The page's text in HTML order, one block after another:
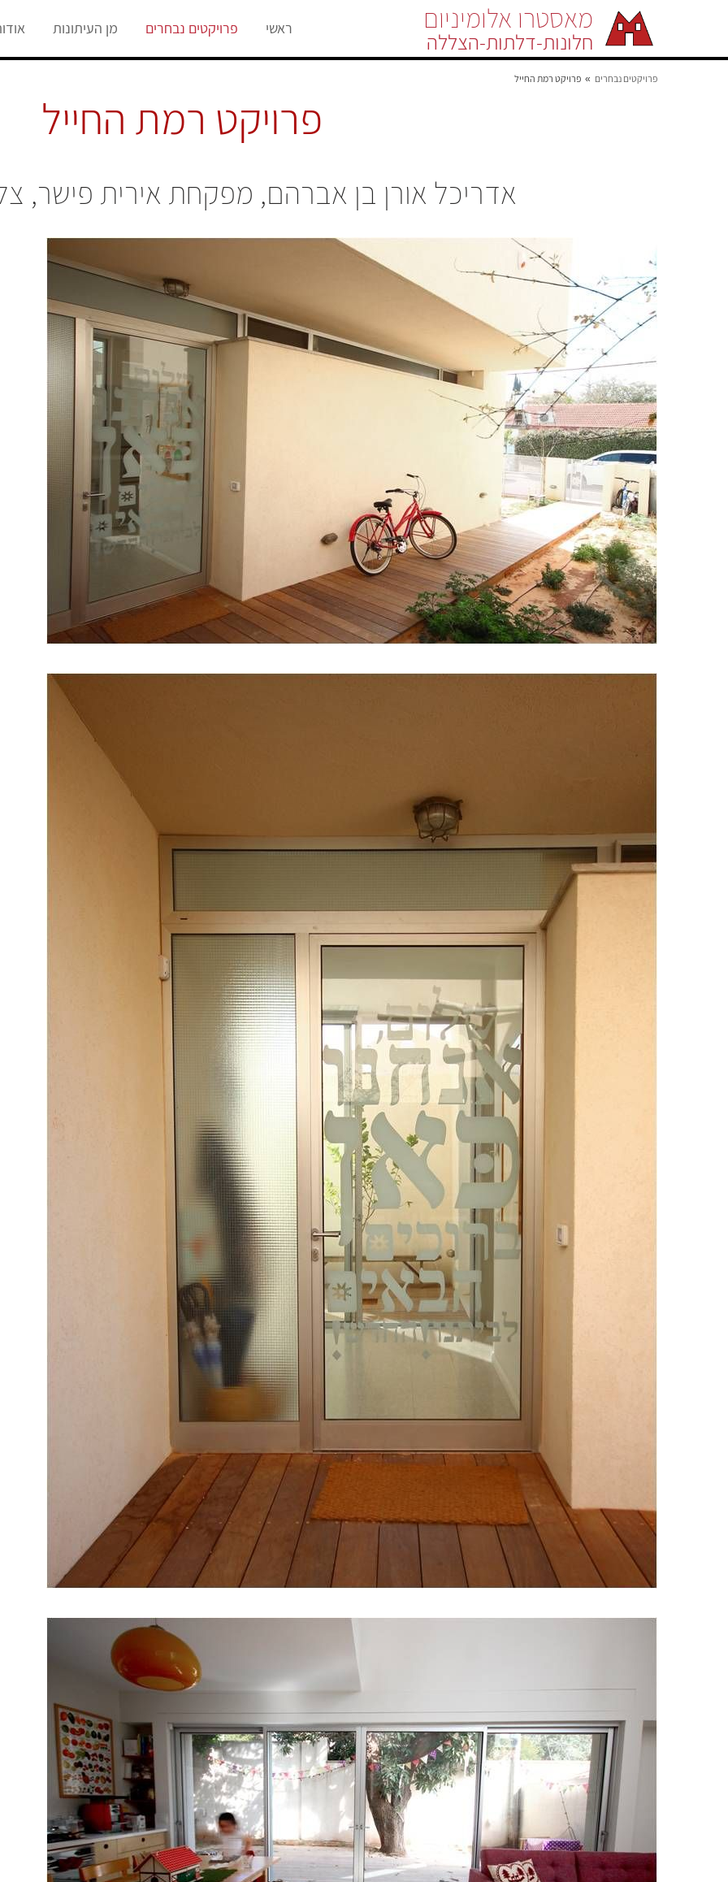
מאסטרו אלומיניום
חלונות-דלתות-הצללה ראשי פרויקטים נבחרים מן העיתונות
פרויקטים נבחרים » פרויקט רמת החייל
פרויקט רמת החייל
אדריכל אורן בן אברהם, מפקחת אירית פישר,